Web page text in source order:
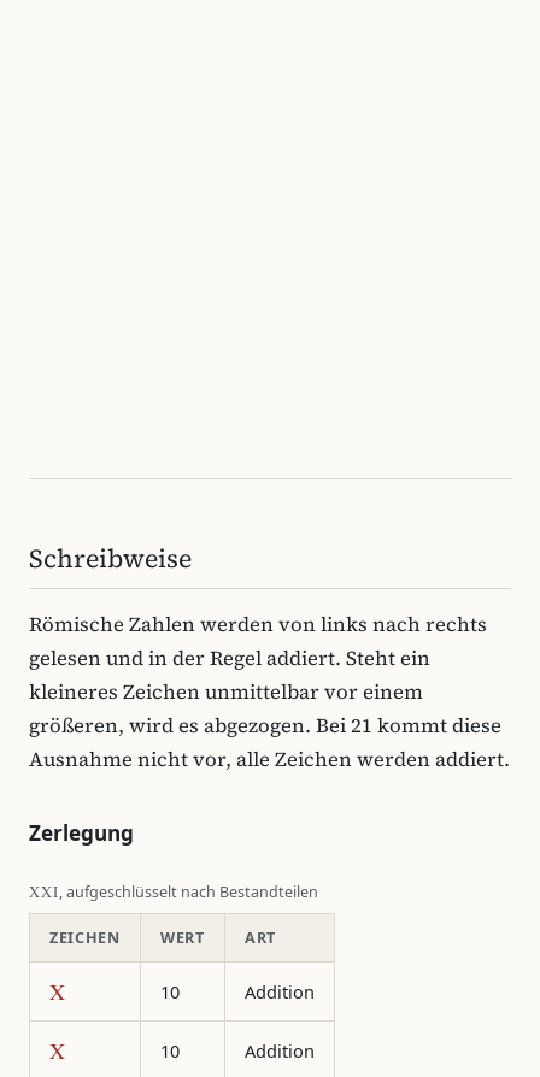
Schreibweise
Römische Zahlen werden von links nach rechts
gelesen und in der Regel addiert. Steht ein
kleineres Zeichen unmittelbar vor einem
größeren, wird es abgezogen. Bei 21 kommt diese
Ausnahme nicht vor, alle Zeichen werden addiert.
Zerlegung
XXI, aufgeschlüsselt nach Bestandteilen
ZEICHEN WERT ART
X 10 Addition
X 10 Addition